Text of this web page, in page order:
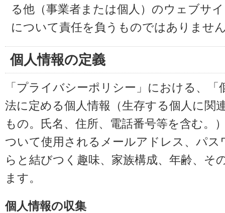
る他（事業者または個人）のウェブサ
について責任を負うものではありませ
個人情報の定義
「プライバシーポリシー」における、
法に定める個人情報（生存する個人に関
もの。氏名、住所、電話番号等を含む。
ついて使用されるメールアドレス、パ
らと結びつく趣味、家族構成、年齢、そ
ます。
個人情報の収集